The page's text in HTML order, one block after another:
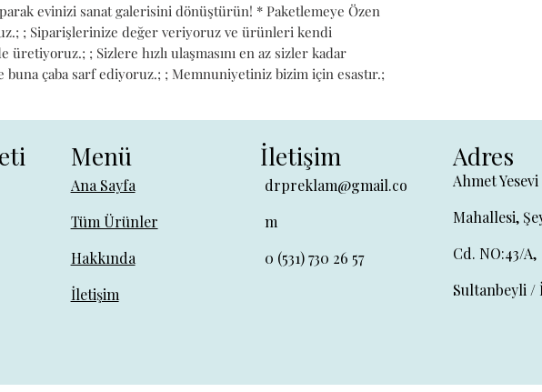
evinizi sanat galerisini dönüştürün! * Paketlemeye Özen
; Siparişlerinize değer veriyoruz ve ürünleri kendi
üretiyoruz.; ; Sizlere hızlı ulaşmasını en az sizler kadar
buna çaba sarf ediyoruz.; ; Memnuniyetiniz bizim için esastır.;
Menü
Ana Sayfa
Tüm Ürünler
Hakkında
İletişim
İletişim
drpreklam@gmail.co
m
0 (531) 730 26 57
Adres
Ahmet Yesevi
Mahallesi,
Cd. NO:43/A,
Sultanbeyli /